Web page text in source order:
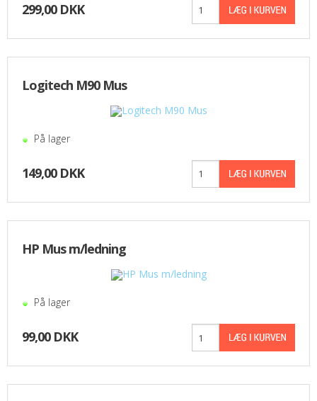
299,00 DKK
Logitech M90 Mus
På lager
149,00 DKK
HP Mus m/ledning
På lager
99,00 DKK